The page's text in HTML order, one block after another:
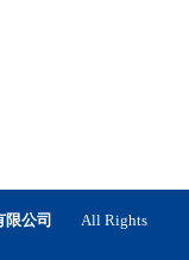
限公司
All Rights